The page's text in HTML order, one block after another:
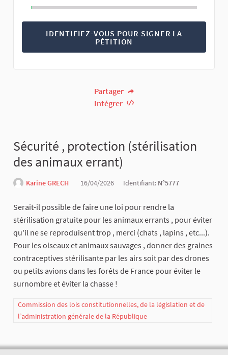
IDENTIFIEZ-VOUS POUR SIGNER LA
PÉTITION
Partager
Intégrer
Sécurité , protection (stérilisation
des animaux errant)
Karine GRECH 16/04/2026 Identifiant: N°5777
Serait-il possible de faire une loi pour rendre la
stérilisation gratuite pour les animaux errants , pour éviter
qu'il ne se reproduisent trop , merci (chats , lapins , etc...).
Pour les oiseaux et animaux sauvages , donner des graines
contraceptives stérilisante par les airs soit par des drones
ou petits avions dans les forêts de France pour éviter le
surnombre et éviter la chasse !
Commission des lois constitutionnelles, de la législation et de
l’administration générale de la République